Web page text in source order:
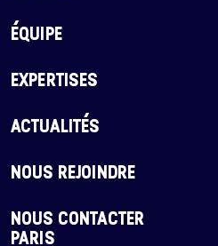
ÉQUIPE
EXPERTISES
ACTUALITÉS
NOUS REJOINDRE
NOUS CONTACTER
PARIS